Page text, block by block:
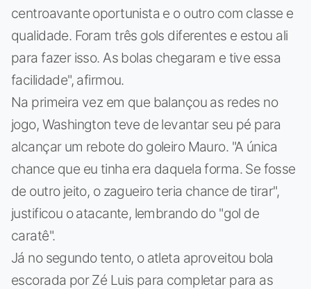
centroavante oportunista e o outro com classe e
qualidade. Foram três gols diferentes e estou ali
para fazer isso. As bolas chegaram e tive essa
facilidade", afirmou.
Na primeira vez em que balançou as redes no
jogo, Washington teve de levantar seu pé para
alcançar um rebote do goleiro Mauro. "A única
chance que eu tinha era daquela forma. Se fosse
de outro jeito, o zagueiro teria chance de tirar",
justificou o atacante, lembrando do "gol de
caratê".
Já no segundo tento, o atleta aproveitou bola
escorada por Zé Luis para completar para as